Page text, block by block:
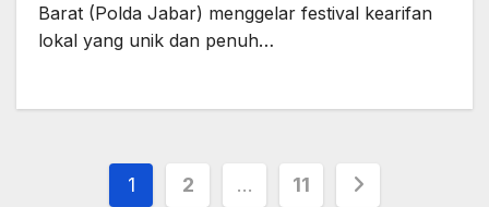
Barat (Polda Jabar) menggelar festival kearifan
lokal yang unik dan penuh…
Posts
1 2 … 11